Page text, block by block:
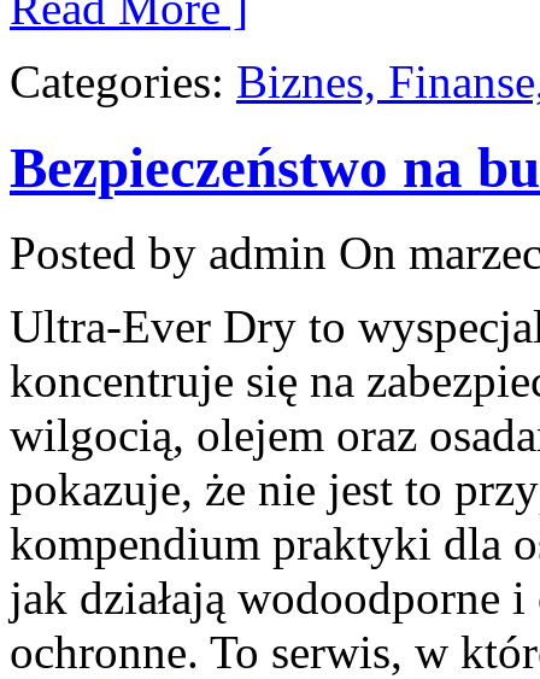
Categories: Biznes,
Bezpieczeństwo na
Posted by admin On
Ultra-Ever Dry to
koncentruje się na
wilgocią, olejem oraz
pokazuje, że nie jest to
kompendium praktyki dla
jak działają wodoodporne
ochronne. To serwis, w